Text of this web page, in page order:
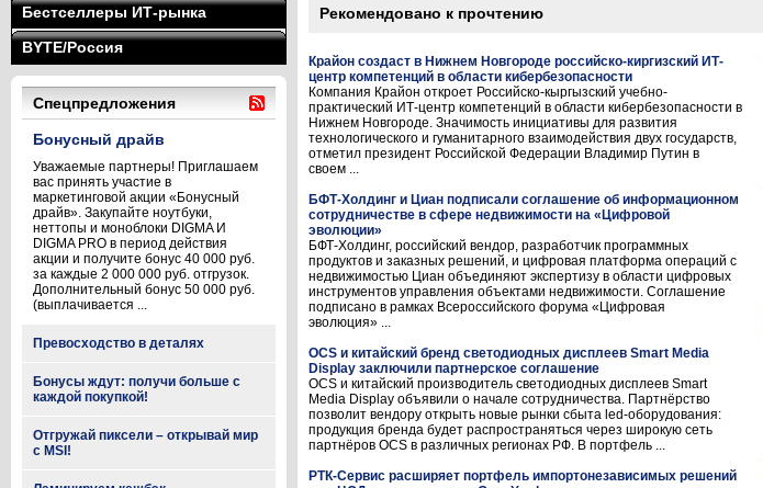
Бестселлеры ИТ-рынка
BYTE/Россия
Спецпредложения
Бонусный драйв
Уважаемые партнеры! Приглашаем
вас принять участие в
маркетинговой акции «Бонусный
драйв». Закупайте ноутбуки,
неттопы и моноблоки DIGMA И
DIGMA PRO в период действия
акции и получите бонус 40 000 руб.
за каждые 2 000 000 руб. отгрузок.
Дополнительный бонус 50 000 руб.
(выплачивается ...
Превосходство в деталях
Бонусы ждут: получи больше с
каждой покупкой!
Отгружай пиксели – открывай мир
с MSI!
Рекомендовано к прочтению
Крайон создаст в Нижнем Новгороде российско-киргизский ИТ-
центр компетенций в области кибербезопасности
Компания Крайон откроет Российско-кыргызский учебно-
практический ИТ-центр компетенций в области кибербезопасности в
Нижнем Новгороде. Значимость инициативы для развития
технологического и гуманитарного взаимодействия двух государств,
отметил президент Российской Федерации Владимир Путин в
своем ...
БФТ-Холдинг и Циан подписали соглашение об информационном
сотрудничестве в сфере недвижимости на «Цифровой
эволюции»
БФТ-Холдинг, российский вендор, разработчик программных
продуктов и заказных решений, и цифровая платформа операций с
недвижимостью Циан объединяют экспертизу в области цифровых
инструментов управления объектами недвижимости. Соглашение
подписано в рамках Всероссийского форума «Цифровая
эволюция» ...
OCS и китайский бренд светодиодных дисплеев Smart Media
Display заключили партнерское соглашение
OCS и китайский производитель светодиодных дисплеев Smart
Media Display объявили о начале сотрудничества. Партнёрство
позволит вендору открыть новые рынки сбыта led-оборудования:
продукция бренда будет распространяться через широкую сеть
партнёров OCS в различных регионах РФ. В портфель ...
РТК-Сервис расширяет портфель импортонезависимых решений